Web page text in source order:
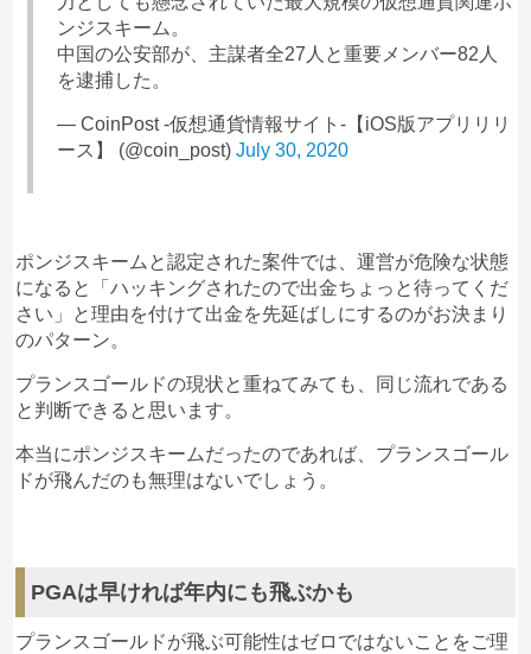
ンジスキーム。
中国の公安部が、主謀者全27人と重要メンバー82人
を逮捕した。
— CoinPost -仮想通貨情報サイト-【iOS版アプリリリ
ース】 (@coin_post)July 30, 2020
ポンジスキームと認定された案件では、運営が危険な状態
になると「ハッキングされたので出金ちょっと待ってくだ
さい」と理由を付けて出金を先延ばしにするのがお決まり
のパターン。
プランスゴールドの現状と重ねてみても、同じ流れである
と判断できると思います。
本当にポンジスキームだったのであれば、プランスゴール
ドが飛んだのも無理はないでしょう。
PGAは早ければ年内にも飛ぶかも
プランスゴールドが飛ぶ可能性はゼロではないことをご理